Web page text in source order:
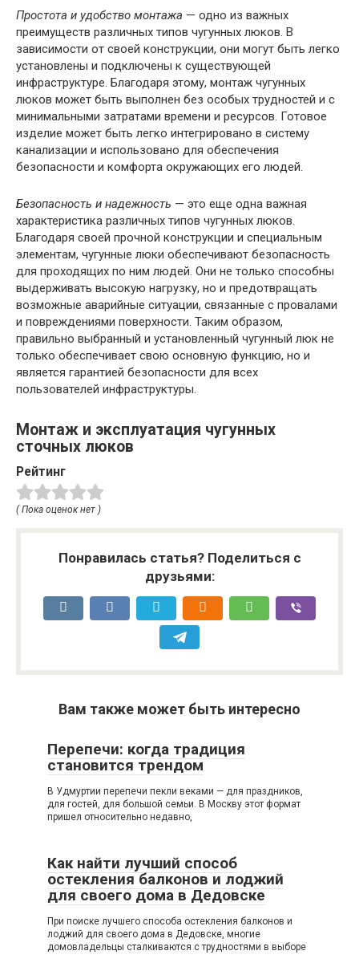
Простота и удобство монтажа — одно из важных
преимуществ различных типов чугунных люков. В
зависимости от своей конструкции, они могут быть легко
установлены и подключены к существующей
инфраструктуре. Благодаря этому, монтаж чугунных
люков может быть выполнен без особых трудностей и с
минимальными затратами времени и ресурсов. Готовое
изделие может быть легко интегрировано в систему
канализации и использовано для обеспечения
безопасности и комфорта окружающих его людей.
Безопасность и надежность — это еще одна важная
характеристика различных типов чугунных люков.
Благодаря своей прочной конструкции и специальным
элементам, чугунные люки обеспечивают безопасность
для проходящих по ним людей. Они не только способны
выдерживать высокую нагрузку, но и предотвращать
возможные аварийные ситуации, связанные с провалами
и повреждениями поверхности. Таким образом,
правильно выбранный и установленный чугунный люк не
только обеспечивает свою основную функцию, но и
является гарантией безопасности для всех
пользователей инфраструктуры.
Монтаж и эксплуатация чугунных
сточных люков
Рейтинг
( Пока оценок нет )
Понравилась статья? Поделиться с
друзьями:
Вам также может быть интересно
Перепечи: когда традиция
становится трендом
В Удмуртии перепечи пекли веками — для праздников,
для гостей, для большой семьи. В Москву этот формат
пришел относительно недавно,
Как найти лучший способ
остекления балконов и лоджий
для своего дома в Дедовске
При поиске лучшего способа остекления балконов и
лоджий для своего дома в Дедовске, многие
домовладельцы сталкиваются с трудностями в выборе